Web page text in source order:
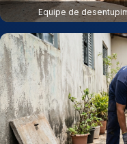
Equipe de